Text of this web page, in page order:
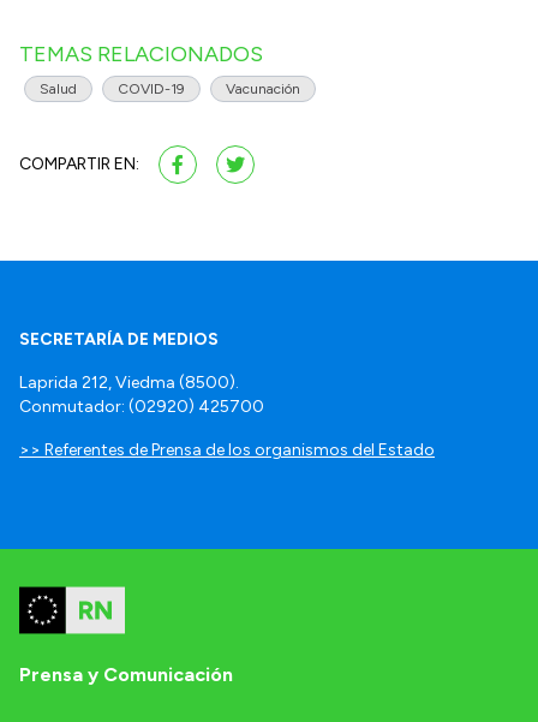
TEMAS RELACIONADOS
Salud COVID-19 Vacunación
COMPARTIR EN:
SECRETARÍA DE MEDIOS
Laprida 212, Viedma (8500).
Conmutador: (02920) 425700
>> Referentes de Prensa de los organismos del Estado
Prensa y Comunicación